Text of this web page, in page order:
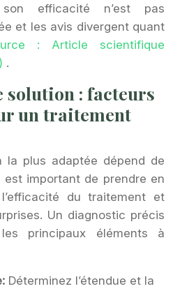
efficacité n’est pas
et les avis divergent quant
: Article scientifique
.
solution : facteurs
un traitement
la plus adaptée dépend de
est important de prendre en
du traitement et
Un diagnostic précis
principaux éléments à
Déterminez l’étendue et la